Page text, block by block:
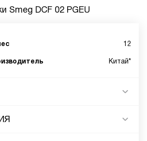
Smeg DCF 02 PGEU
12
Китай*